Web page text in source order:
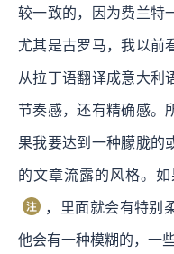
较一致的，因为费兰特
尤其是古罗马，我以前
从拉丁语翻译成意大利
节奏感，还有精确感。
果我要达到一种朦胧的
的文章流露的风格。
，里面就会有特别
他会有一种模糊的，一